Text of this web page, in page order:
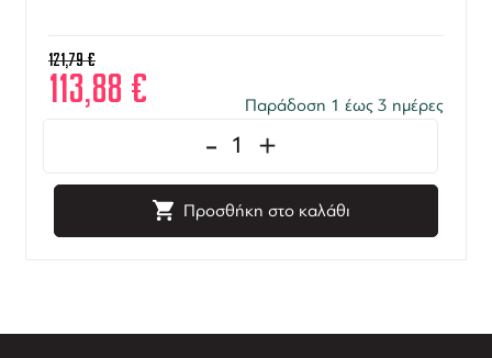
121,79€
113,88 € Παράδοση 1 έως 3 ημέρες
- +
Προσθήκη στο καλάθι